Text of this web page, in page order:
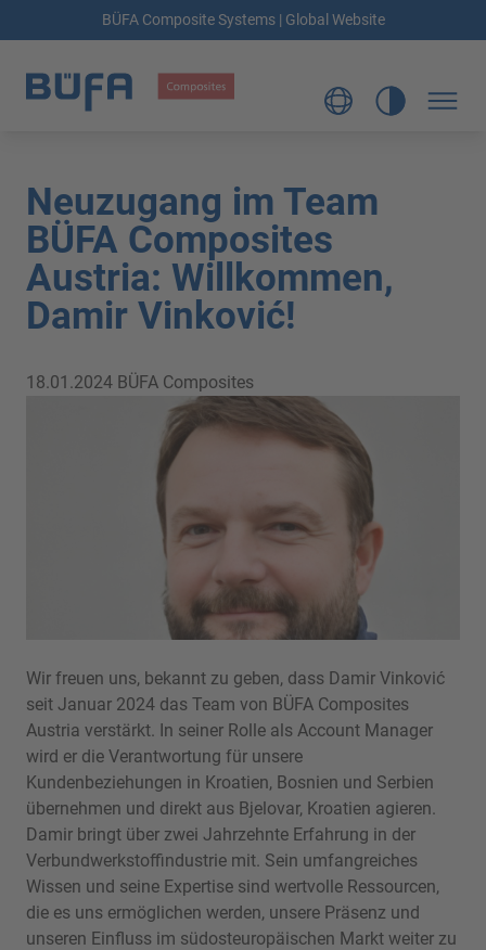
BÜFA Composite Systems | Global Website
Neuzugang im Team
BÜFA Composites
Austria: Willkommen,
Damir Vinković!
18.01.2024 BÜFA Composites
Wir freuen uns, bekannt zu geben, dass Damir Vinković
seit Januar 2024 das Team von BÜFA Composites
Austria verstärkt. In seiner Rolle als Account Manager
wird er die Verantwortung für unsere
Kundenbeziehungen in Kroatien, Bosnien und Serbien
übernehmen und direkt aus Bjelovar, Kroatien agieren.
Damir bringt über zwei Jahrzehnte Erfahrung in der
Verbundwerkstoffindustrie mit. Sein umfangreiches
Wissen und seine Expertise sind wertvolle Ressourcen,
die es uns ermöglichen werden, unsere Präsenz und
unseren Einfluss im südosteuropäischen Markt weiter zu